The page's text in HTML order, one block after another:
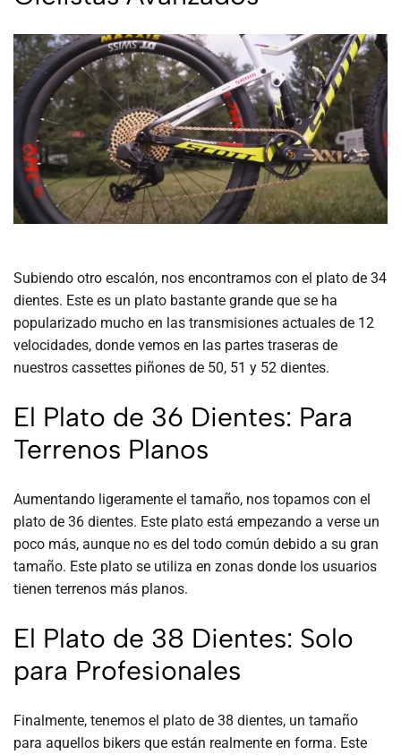
Subiendo otro escalón, nos encontramos con el plato de 34
dientes. Este es un plato bastante grande que se ha
popularizado mucho en las transmisiones actuales de 12
velocidades, donde vemos en las partes traseras de
nuestros cassettes piñones de 50, 51 y 52 dientes.
El Plato de 36 Dientes: Para
Terrenos Planos
Aumentando ligeramente el tamaño, nos topamos con el
plato de 36 dientes. Este plato está empezando a verse un
poco más, aunque no es del todo común debido a su gran
tamaño. Este plato se utiliza en zonas donde los usuarios
tienen terrenos más planos.
El Plato de 38 Dientes: Solo
para Profesionales
Finalmente, tenemos el plato de 38 dientes, un tamaño
para aquellos bikers que están realmente en forma. Este